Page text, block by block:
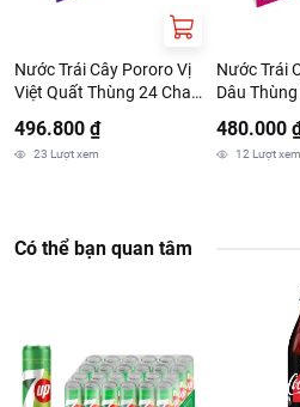
Nước Trái Cây Pororo Vị
Việt Quất Thùng 24 Chai
496.800 ₫
23 Lượt xem
Nước Trái
Dâu
480.000
12 Lượt xem
Có thể bạn quan tâm